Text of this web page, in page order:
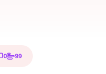
0
reacties
99
stemmen